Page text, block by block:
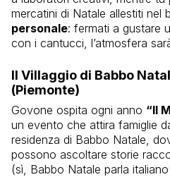
mercatini di Natale allestiti nel
personale: fermati a gustare
con i cantucci, l’atmosfera
Il Villaggio di Babbo
(Piemonte)
Govone ospita ogni anno “Il
un evento che attira famiglie
residenza di Babbo Natale,
possono ascoltare storie
(sì, Babbo Natale parla